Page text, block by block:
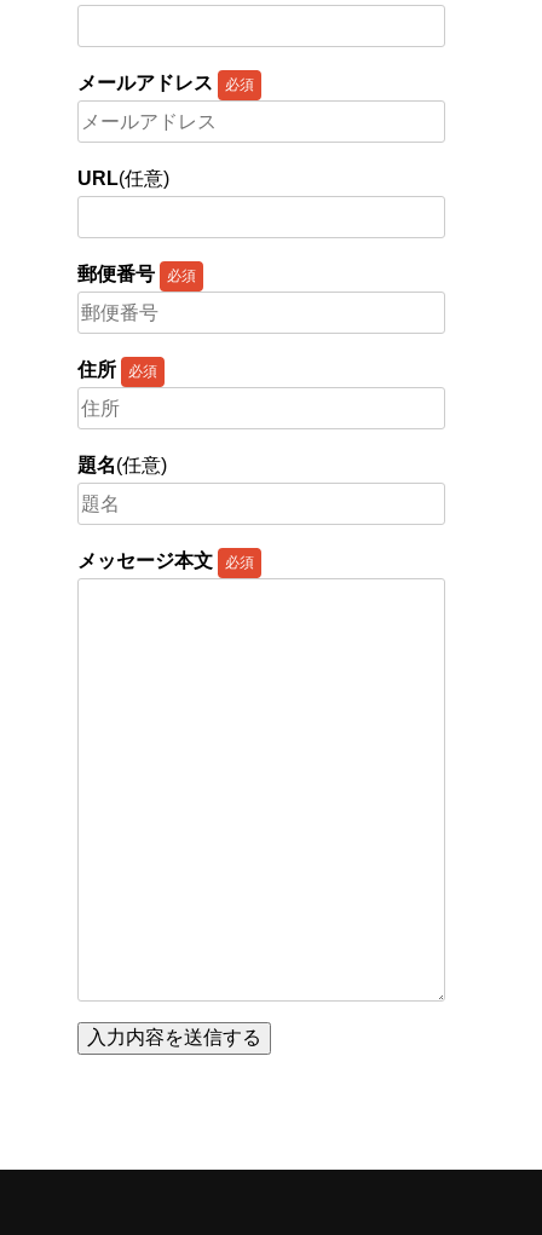
メールアドレス 必須
URL(任意)
郵便番号 必須
住所 必須
題名(任意)
メッセージ本文 必須